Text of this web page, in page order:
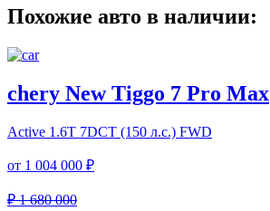
Похожие авто в наличии:
chery New Tiggo 7 Pro Max
Active 1.6T 7DCT (150 л.с.) FWD
от 1 004 000 ₽
₽ 1 680 000